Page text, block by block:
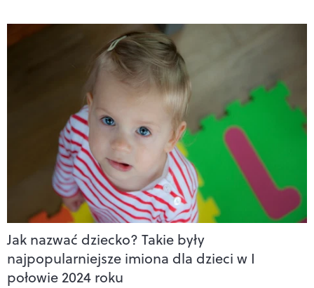
Jak nazwać dziecko? Takie były
najpopularniejsze imiona dla dzieci w I
połowie 2024 roku